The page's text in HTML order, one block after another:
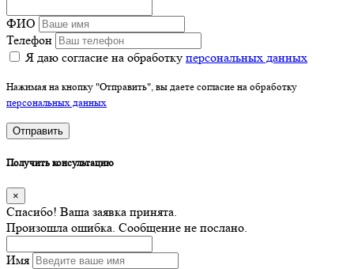
ФИО
Телефон
Я даю согласие на обработку персональных данных
Нажимая на кнопку "Отправить", вы даете согласие на обработку
персональных данных
Отправить
Получить консультацию
×
Спасибо! Ваша заявка принята.
Произошла ошибка. Сообщение не послано.
Имя